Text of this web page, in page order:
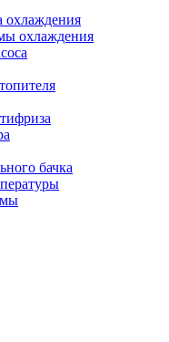
охлаждения
охлаждения
бачка